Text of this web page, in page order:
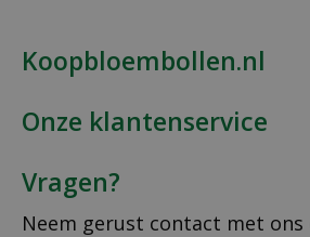
Koopbloembollen.nl
Onze klantenservice
Vragen?
Neem gerust contact met ons